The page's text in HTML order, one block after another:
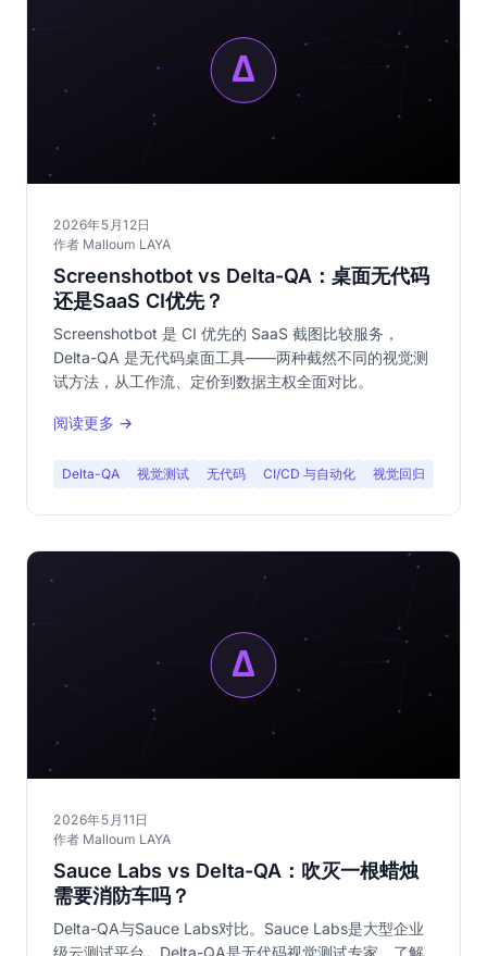
2026年5月12日
作者 Malloum LAYA
Screenshotbot vs Delta-QA：桌面无代码
还是SaaS CI优先？
Screenshotbot 是 CI 优先的 SaaS 截图比较服务，
Delta-QA 是无代码桌面工具——两种截然不同的视觉测
试方法，从工作流、定价到数据主权全面对比。
阅读更多 →
Delta-QA 视觉测试 无代码 CI/CD 与自动化 视觉回归
2026年5月11日
作者 Malloum LAYA
Sauce Labs vs Delta-QA：吹灭一根蜡烛
需要消防车吗？
Delta-QA与Sauce Labs对比。Sauce Labs是大型企业
级云测试平台。Delta-QA是无代码视觉测试专家。了解